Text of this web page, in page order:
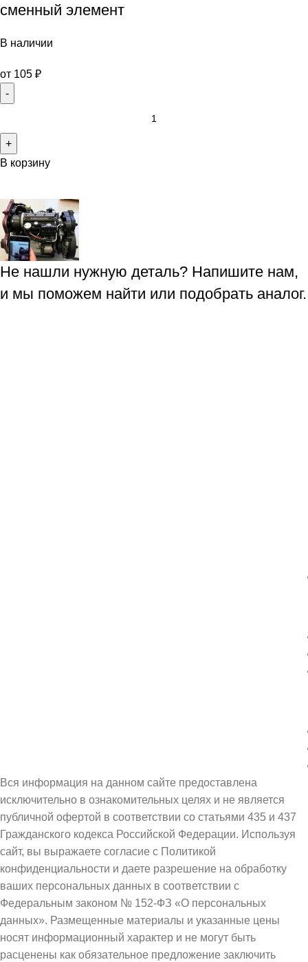
сменный элемент
В наличии
от 105 ₽
В корзину
Не нашли нужную деталь? Напишите нам,
и мы поможем найти или подобрать аналог.
Вся информация на данном сайте предоставлена
исключительно в ознакомительных целях и не является
публичной офертой в соответствии со статьями 435 и 437
Гражданского кодекса Российской Федерации. Используя
сайт, вы выражаете согласие с Политикой
конфиденциальности и даете разрешение на обработку
ваших персональных данных в соответствии с
Федеральным законом № 152-ФЗ «О персональных
данных». Размещенные материалы и указанные цены
носят информационный характер и не могут быть
расценены как обязательное предложение заключить